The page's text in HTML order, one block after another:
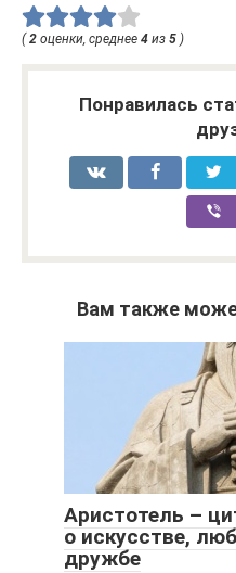
( 2 оценки, среднее 4 из 5 )
Понравилась
Вам также
Аристотель –
о искусстве,
дружбе